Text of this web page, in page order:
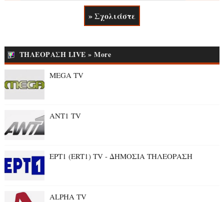
» Σχολιάστε
ΤΗΛΕΟΡΑΣΗ LIVE » More
MEGA TV
ANT1 TV
ΕΡΤ1 (ERT1) TV - ΔΗΜΟΣΙΑ ΤΗΛΕΟΡΑΣΗ
ALPHA TV